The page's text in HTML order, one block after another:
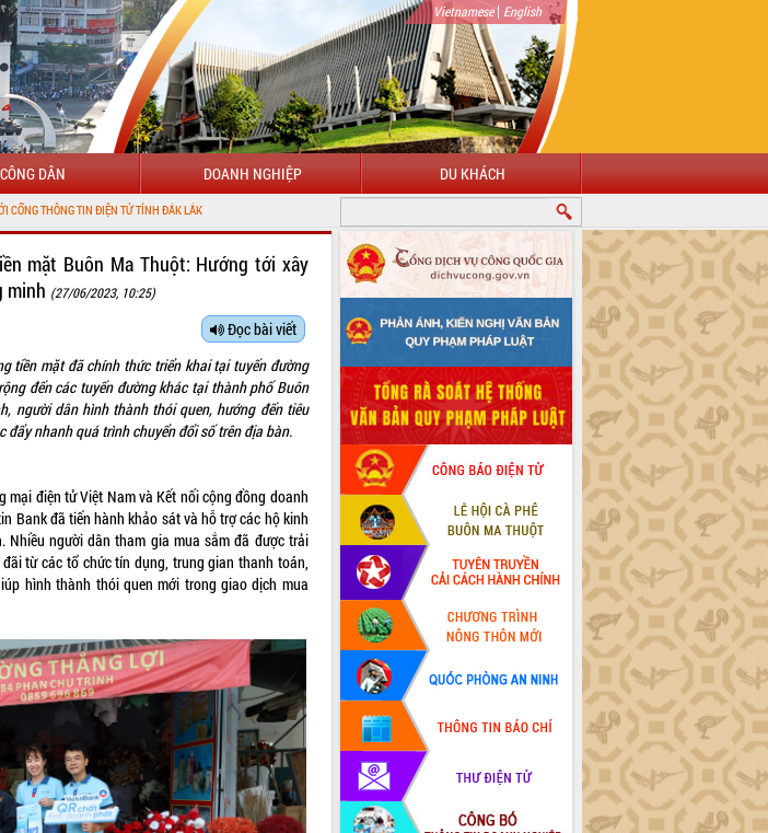
Vietnamese| English
CÔNG DÂN DOANH NGHIỆP DU KHÁCH
TỈNH ĐẮK LẮK
mặt Buôn Ma Thuột: Hướng tới xây
minh (27/06/2023, 10:25)
Đọc bài viết
tiền mặt đã chính thức triển khai tại tuyến đường
đến các tuyến đường khác tại thành phố Buôn
người dân hình thành thói quen, hướng đến tiêu
nhanh quá trình chuyển đổi số trên địa bàn.
mại điện tử Việt Nam và Kết nối cộng đồng doanh
Bank đã tiến hành khảo sát và hỗ trợ các hộ kinh
Nhiều người dân tham gia mua sắm đã được trải
từ các tổ chức tín dụng, trung gian thanh toán,
hình thành thói quen mới trong giao dịch mua